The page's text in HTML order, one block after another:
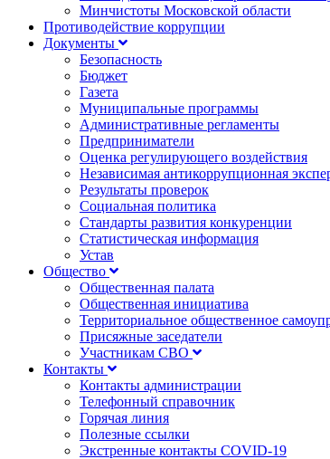
Минчистоты Московской области
Противодействие коррупции
Документы
Безопасность
Бюджет
Газета
Муниципальные программы
Административные регламенты
Предприниматели
Оценка регулирующего воздействия
Независимая антикоррупционная
Результаты проверок
Социальная политика
Стандарты развития конкуренции
Статистическая информация
Устав
Общество
Общественная палата
Общественная инициатива
Территориальное общественное
Присяжные заседатели
Участникам СВО
Контакты
Контакты администрации
Телефонный справочник
Горячая линия
Полезные ссылки
Экстренные контакты COVID-19